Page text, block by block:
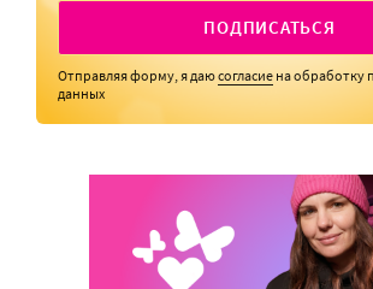
ПОДПИСАТЬСЯ
Отправляя форму, я даюсогласие на обработку
данных